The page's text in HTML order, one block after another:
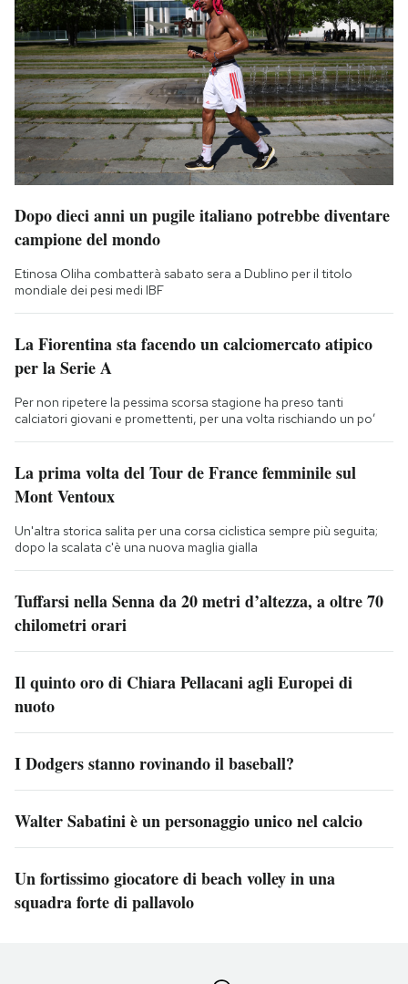
Dopo dieci anni un pugile italiano potrebbe diventare
campione del mondo
Etinosa Oliha combatterà sabato sera a Dublino per il titolo
mondiale dei pesi medi IBF
La Fiorentina sta facendo un calciomercato atipico
per la Serie A
Per non ripetere la pessima scorsa stagione ha preso tanti
calciatori giovani e promettenti, per una volta rischiando un po’
La prima volta del Tour de France femminile sul
Mont Ventoux
Un'altra storica salita per una corsa ciclistica sempre più seguita;
dopo la scalata c'è una nuova maglia gialla
Tuffarsi nella Senna da 20 metri d’altezza, a oltre 70
chilometri orari
Il quinto oro di Chiara Pellacani agli Europei di
nuoto
I Dodgers stanno rovinando il baseball?
Walter Sabatini è un personaggio unico nel calcio
Un fortissimo giocatore di beach volley in una
squadra forte di pallavolo